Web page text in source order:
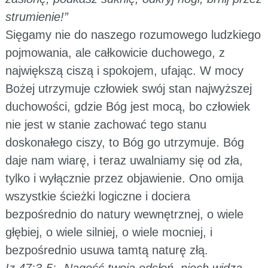
strumienie!”
Sięgamy nie do naszego rozumowego ludzkiego
pojmowania, ale całkowicie duchowego, z
największą ciszą i spokojem, ufając. W mocy
Bożej utrzymuje człowiek swój stan najwyższej
duchowości, gdzie Bóg jest mocą, bo człowiek
nie jest w stanie zachować tego stanu
doskonałego ciszy, to Bóg go utrzymuje. Bóg
daje nam wiarę, i teraz uwalniamy się od zła,
tylko i wyłącznie przez objawienie. Ono omija
wszystkie ścieżki logiczne i dociera
bezpośrednio do natury wewnętrznej, o wiele
głębiej, o wiele silniej, o wiele mocniej, i
bezpośrednio usuwa tamtą naturę złą.